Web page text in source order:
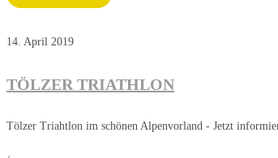
14. April 2019
TÖLZER TRIATHLON
Tölzer Triahtlon im schönen Alpenvorland - Jetzt